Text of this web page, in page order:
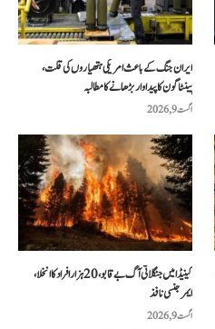
ایران جنگ کے باعث امریکی ہتھیاروں کی قلت،
پینٹاگون کا پیداوار بڑھانے کا مطالبہ
اگست 9, 2026
کینیڈا میں جنگلاتی آگ بے قابو، 20 ہزار افراد کا انخلا،
ایمرجنسی نافذ
اگست 9, 2026